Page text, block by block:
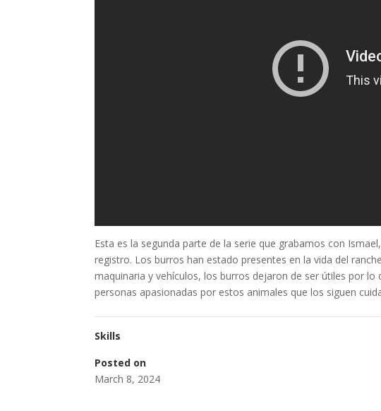
Esta es la segunda parte de la serie que grabamos con
registro. Los burros han estado presentes en la vida del
maquinaria y vehículos, los burros dejaron de ser útiles por
personas apasionadas por estos animales que los siguen
Skills
Posted on
March 8, 2024